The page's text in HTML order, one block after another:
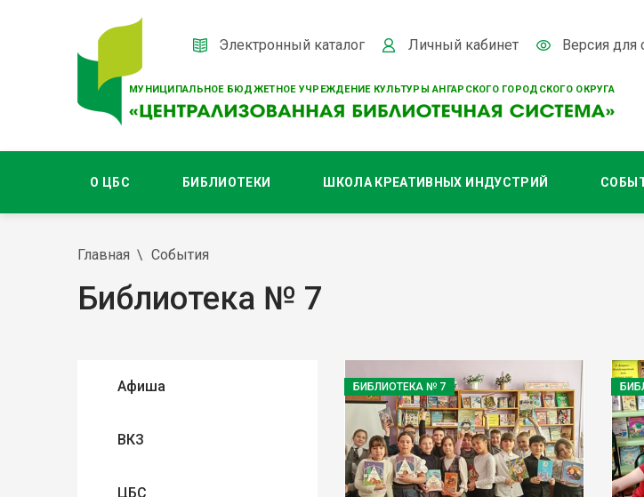
МУНИЦИПАЛЬНОЕ БЮДЖЕТНОЕ УЧРЕЖДЕНИЕ КУЛЬТУРЫ АНГАРСКОГО ГОРОДСКОГО ОКРУГА
Электронный каталог Личный кабинет Версия для
О ЦБС БИБЛИОТЕКИ ШКОЛА КРЕАТИВНЫХ ИНДУСТРИЙ
Главная События
Библиотека № 7
Афиша
ВКЗ
ЦБС
БИБЛИОТЕКА № 7